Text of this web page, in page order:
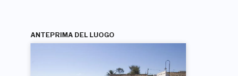
ANTEPRIMA DEL LUOGO